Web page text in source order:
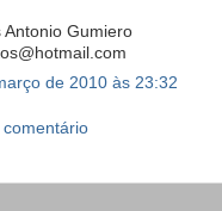
Antonio Gumiero
de 2010 às 23:32
comentário